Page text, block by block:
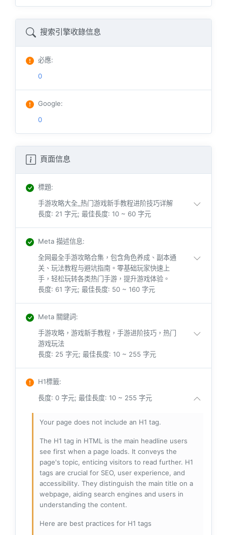
搜索引擎收錄信息
必應:
0
Google:
0
頁面信息
標題:
手游攻略大全_热门游戏新手教程进阶技巧详解
長度: 21 字元; 最佳長度: 10 ~ 60 字元
Meta 描述信息:
全网最全手游攻略合集，包含角色养成、副本通
关、玩法教程与避坑指南。零基础玩家快速上
手，轻松玩转各类热门手游，提升游戏体验。
長度: 61 字元; 最佳長度: 50 ~ 160 字元
Meta 關鍵詞:
手游攻略，游戏新手教程，手游进阶技巧，热门
游戏玩法
長度: 25 字元; 最佳長度: 10 ~ 255 字元
H1標籤:
長度: 0 字元; 最佳長度: 10 ~ 255 字元
Your page does not include an H1 tag.
The H1 tag in HTML is the main headline users
see first when a page loads. It conveys the
page's topic, enticing visitors to read further. H1
tags are crucial for SEO, user experience, and
accessibility. They distinguish the main title on a
webpage, aiding search engines and users in
understanding the content.
Here are best practices for H1 tags